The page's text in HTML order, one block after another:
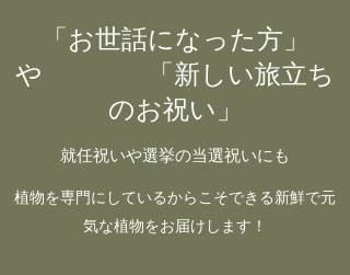
「お世話になった方」
や 「新しい旅立ち
のお祝い」
就任祝いや選挙の当選祝いにも
​​植物を専門にしているからこそできる新鮮で元
気な植物をお届けします！